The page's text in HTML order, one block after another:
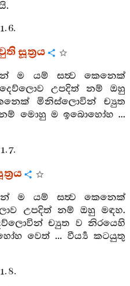
6.
සූත්‍රය
ම යම් සත්‍ව කෙනෙක්
උපදිත් නම් ඔහු
මිනිස්ලොවින් ච්‍යුත
නම් මොහු ම ඉබොහෝහ ...
7.
ම යම් සත්‍ව කෙනෙක්
උපදිත් නම් ඔහු මඳහ.
ච්‍යුත ව නිරයෙහි
වෙත් ... වීර්‍ය්‍ය කටයුතු
8.